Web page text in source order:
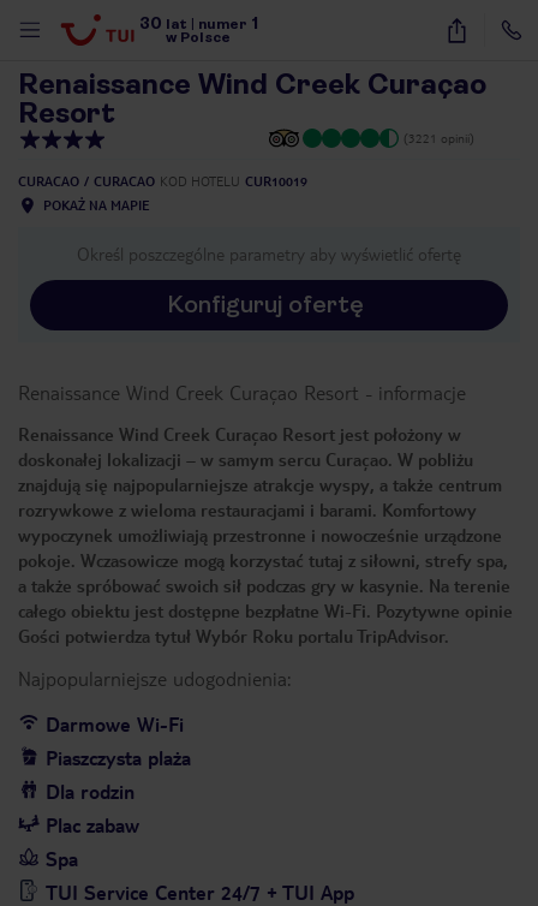
30 lat numer 1
w Polsce
31
Renaissance Wind Creek Curaçao
Resort
(3221 opinii)
CURACAO CURACAO KOD HOTELU CUR10019
POKAŻ NA MAPIE
Określ poszczególne parametry aby wyświetlić ofertę
Konfiguruj ofertę
Renaissance Wind Creek Curaçao Resort - informacje
Renaissance Wind Creek Curaçao Resort jest położony w
doskonałej lokalizacji – w samym sercu Curaçao. W pobliżu
znajdują się najpopularniejsze atrakcje wyspy, a także centrum
rozrywkowe z wieloma restauracjami i barami. Komfortowy
wypoczynek umożliwiają przestronne i nowocześnie urządzone
pokoje. Wczasowicze mogą korzystać tutaj z siłowni, strefy spa,
a także spróbować swoich sił podczas gry w kasynie. Na terenie
całego obiektu jest dostępne bezpłatne Wi-Fi. Pozytywne opinie
Gości potwierdza tytuł Wybór Roku portalu TripAdvisor.
Najpopularniejsze udogodnienia:
Darmowe Wi-Fi
Piaszczysta plaża
Dla rodzin
Plac zabaw
Spa
TUI Service Center 24/7 + TUI App